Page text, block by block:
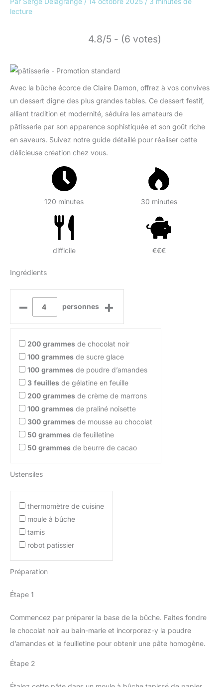
lecture
4.8/5 - (6 votes)
Avec la bûche écorce de Claire Damon, offrez à vos convives
un dessert digne des plus grandes tables. Ce dessert festif,
alliant tradition et modernité, séduira les amateurs de
pâtisserie par son apparence sophistiquée et son goût riche
en saveurs. Suivez notre guide détaillé pour réaliser cette
délicieuse création chez vous.
120 minutes 30 minutes
difficile €€€
Ingrédients
– personnes +
200 grammes de chocolat noir
100 grammes de sucre glace
100 grammes de poudre d’amandes
3 feuilles de gélatine en feuille
200 grammes de crème de marrons
100 grammes de praliné noisette
300 grammes de mousse au chocolat
50 grammes de feuilletine
50 grammes de beurre de cacao
Ustensiles
thermomètre de cuisine
moule à bûche
tamis
robot patissier
Préparation
Étape 1
Commencez par préparer la base de la bûche. Faites fondre
le chocolat noir au bain-marie et incorporez-y la poudre
d’amandes et la feuilletine pour obtenir une pâte homogène.
Étape 2